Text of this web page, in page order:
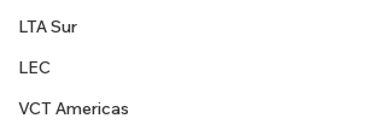
LTA Sur
LEC
VCT Americas